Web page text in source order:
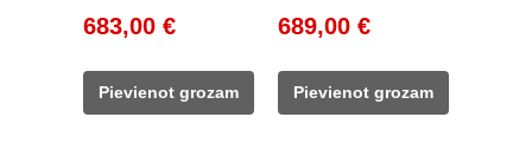
Original
was:
983,00 €.
683,00 €Current
683,00 €.
Pievienot grozam
Original
was:
981,00 €.
689,00 €Current
689,00 €.
Pievienot grozam